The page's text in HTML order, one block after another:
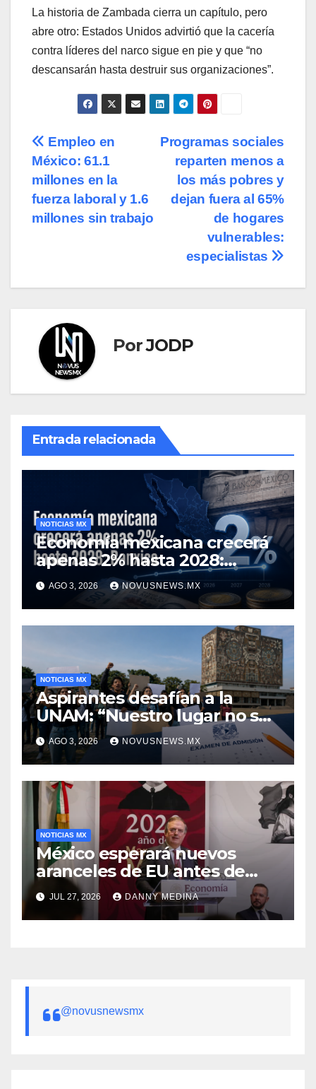
La historia de Zambada cierra un capítulo, pero
abre otro: Estados Unidos advirtió que la cacería
contra líderes del narco sigue en pie y que “no
descansarán hasta destruir sus organizaciones”.
Navegación
de
entradas
Programas sociales
reparten menos a
los más pobres y
dejan fuera al 65%
de hogares
vulnerables:
especialistas
Empleo en
México: 61.1
millones en la
fuerza laboral y 1.6
millones sin trabajo
PorJODP
Entrada relacionada
NOTICIAS MX
Economía mexicana crecerá
apenas 2% hasta 2028:
Banxico
AGO 3, 2026 NOVUSNEWS.MX
NOTICIAS MX
Aspirantes desafían a la
UNAM: “Nuestro lugar no se
negocia”
AGO 3, 2026 NOVUSNEWS.MX
NOTICIAS MX
México esperará nuevos
aranceles de EU antes de
volver a negociar el T-MEC:
Ebrard
JUL 27, 2026 DANNY MEDINA
@novusnewsmx